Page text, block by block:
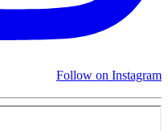
Follow on Instagram